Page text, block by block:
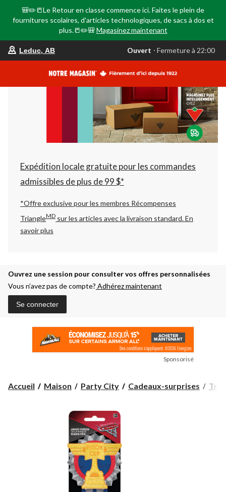
🎒✏️📒Le Retour en classe commence ici. Faites le plein de
fournitures scolaires, d'articles technologiques, de sacs à dos et
plus.📒✏️🎒 Magasinez maintenant
votre
est
AB,
Ouvert,
Fermeture
à
22:00
changer
Leduc, AB Ouvert ⋅ Fermeture à 22:00
Expédition locale gratuite pour les commandes
admissibles de plus de 99 $*
*Offre exclusive pour les membres Récompenses
TriangleMD sur les articles avec la livraison standard.En
savoir plus
Ouvrez une session pour consulter vos offres personnalisées
Vous n’avez pas de compte? Adhérez maintenant
Se connecter
Sponsorisé
Accueil Maison Party City Cadeaux-surprises